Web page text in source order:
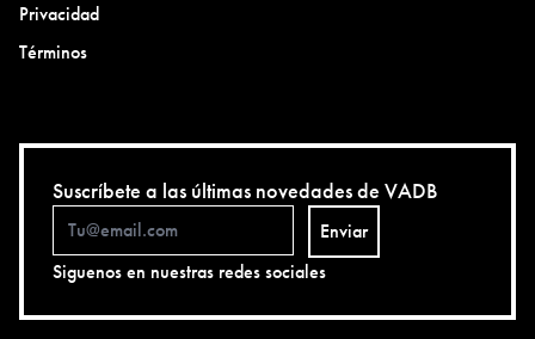
Privacidad
Términos
Suscríbete a las últimas novedades de VADB
Enviar
Siguenos en nuestras redes sociales